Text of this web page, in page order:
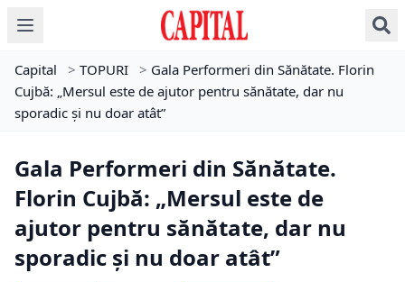
Capital > TOPURI > Gala Performeri din Sănătate. Florin
Cujbă: „Mersul este de ajutor pentru sănătate, dar nu
sporadic și nu doar atât”
Gala Performeri din Sănătate.
Florin Cujbă: „Mersul este de
ajutor pentru sănătate, dar nu
sporadic și nu doar atât”